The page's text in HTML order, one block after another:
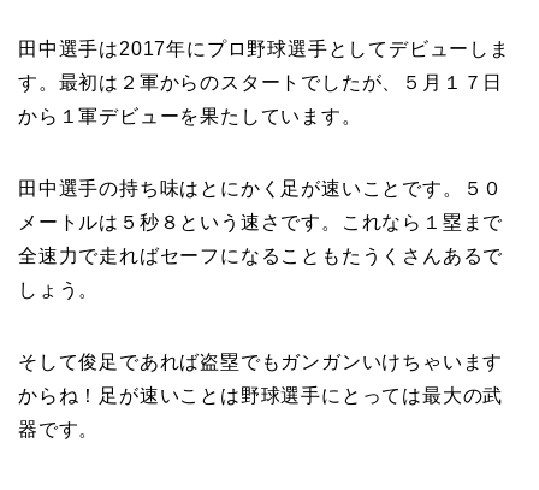
田中選手は2017年にプロ野球選手としてデビューしま
す。最初は２軍からのスタートでしたが、５月１７日
から１軍デビューを果たしています。
田中選手の持ち味はとにかく足が速いことです。５０
メートルは５秒８という速さです。これなら１塁まで
全速力で走ればセーフになることもたうくさんあるで
しょう。
そして俊足であれば盗塁でもガンガンいけちゃいます
からね！足が速いことは野球選手にとっては最大の武
器です。